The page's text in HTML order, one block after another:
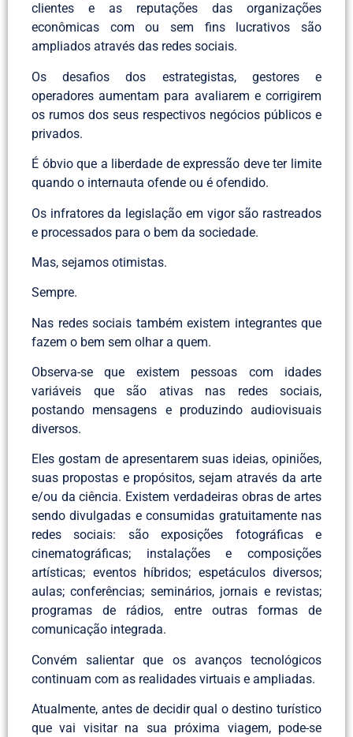
clientes e as reputações das organizações
econômicas com ou sem fins lucrativos são
ampliados através das redes sociais.
Os desafios dos estrategistas, gestores e
operadores aumentam para avaliarem e corrigirem
os rumos dos seus respectivos negócios públicos e
privados.
É óbvio que a liberdade de expressão deve ter limite
quando o internauta ofende ou é ofendido.
Os infratores da legislação em vigor são rastreados
e processados para o bem da sociedade.
Mas, sejamos otimistas.
Sempre.
Nas redes sociais também existem integrantes que
fazem o bem sem olhar a quem.
Observa-se que existem pessoas com idades
variáveis que são ativas nas redes sociais,
postando mensagens e produzindo audiovisuais
diversos.
Eles gostam de apresentarem suas ideias, opiniões,
suas propostas e propósitos, sejam através da arte
e/ou da ciência. Existem verdadeiras obras de artes
sendo divulgadas e consumidas gratuitamente nas
redes sociais: são exposições fotográficas e
cinematográficas; instalações e composições
artísticas; eventos híbridos; espetáculos diversos;
aulas; conferências; seminários, jornais e revistas;
programas de rádios, entre outras formas de
comunicação integrada.
Convém salientar que os avanços tecnológicos
continuam com as realidades virtuais e ampliadas.
Atualmente, antes de decidir qual o destino turístico
que vai visitar na sua próxima viagem, pode-se